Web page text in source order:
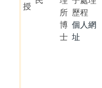
授
所
博
士
歷程
個人網
址